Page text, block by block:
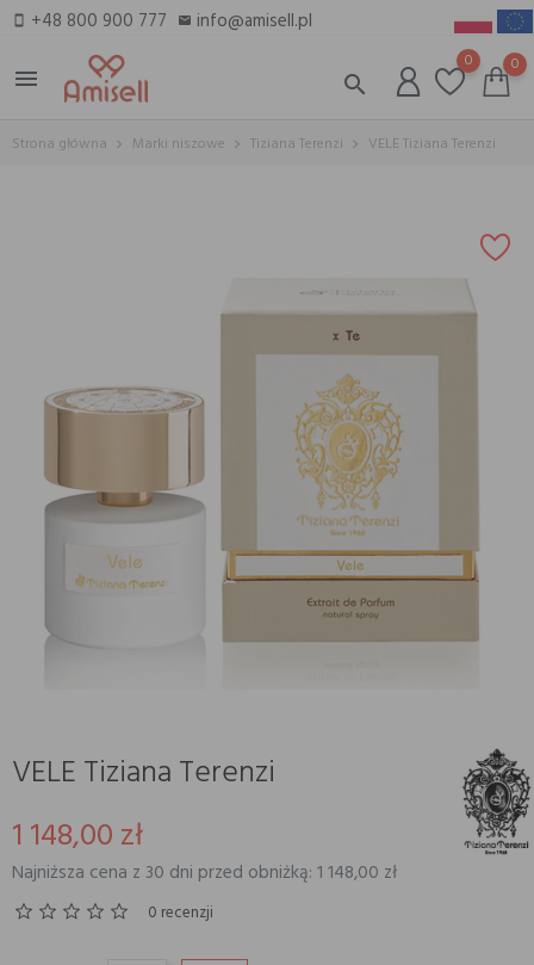
smartphone +48 800 900 777 email info@amisell.pl
menu
search
0 0
Strona główna Marki niszowe Tiziana Terenzi VELE Tiziana Terenzi
VELE Tiziana Terenzi
1 148,00 zł
Najniższa cena z 30 dni przed obniżką: 1 148,00 zł
0 recenzji